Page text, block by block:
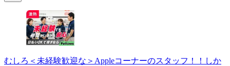
むしろ＜未経験歓迎な＞Appleコーナーのスタッフ！！しか